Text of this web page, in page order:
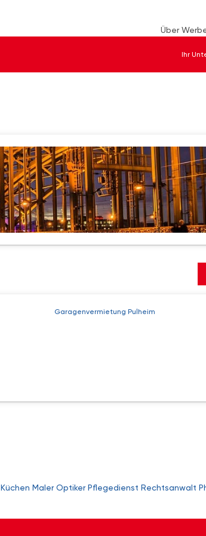
Über
Ihr
Garagenvermietung Pulheim
Küchen Maler Optiker Pflegedienst Rechtsanwalt